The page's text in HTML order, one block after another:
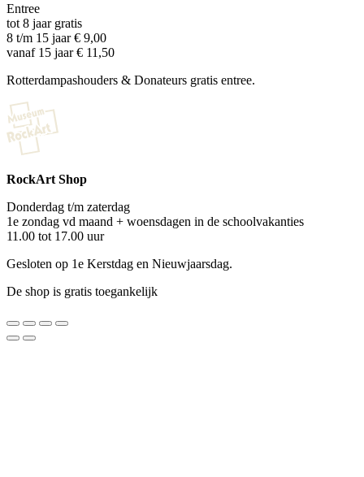
Entree
tot 8 jaar gratis
8 t/m 15 jaar € 9,00
vanaf 15 jaar € 11,50
Rotterdampashouders & Donateurs gratis entree.
RockArt Shop
Donderdag t/m zaterdag
1e zondag vd maand + woensdagen in de schoolvakanties
11.00 tot 17.00 uur
Gesloten op 1e Kerstdag en Nieuwjaarsdag.
De shop is gratis toegankelijk